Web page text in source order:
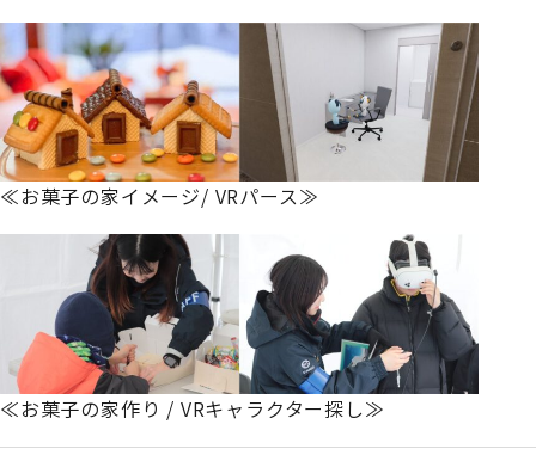
≪お菓子の家イメージ/ VRパース≫
≪お菓子の家作り / VRキャラクター探し≫